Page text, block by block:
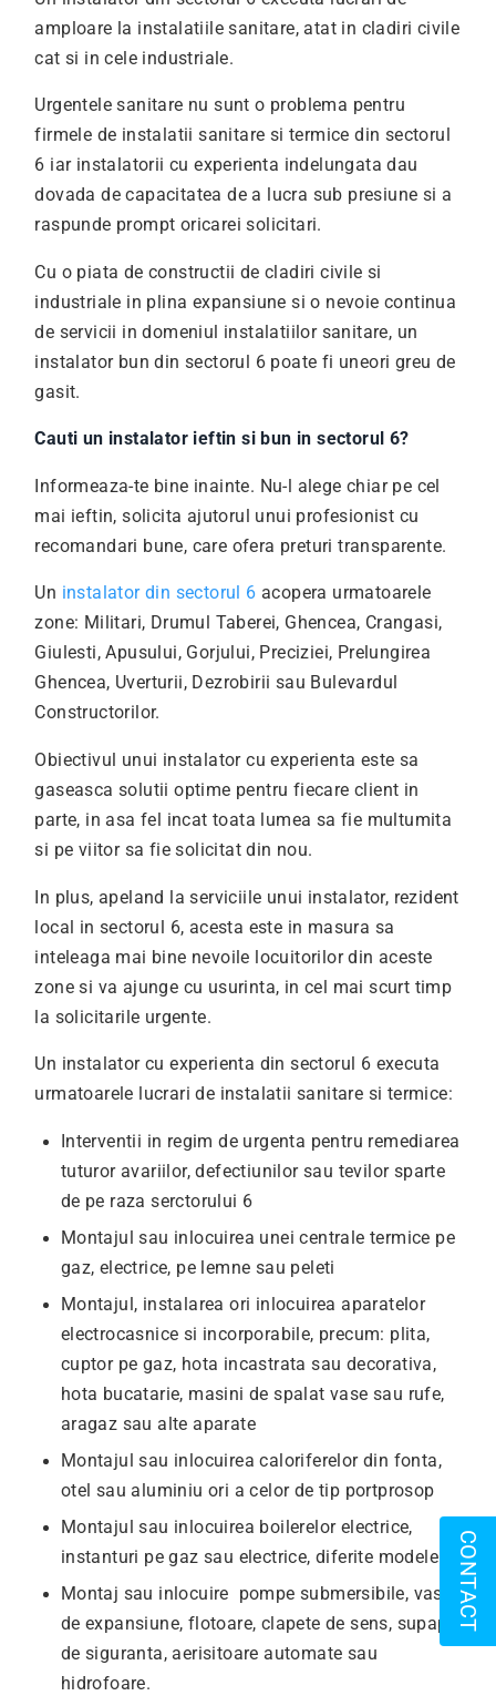
amploare la instalatiile sanitare, atat in cladiri civile
cat si in cele industriale.
Urgentele sanitare nu sunt o problema pentru
firmele de instalatii sanitare si termice din sectorul
6 iar instalatorii cu experienta indelungata dau
dovada de capacitatea de a lucra sub presiune si a
raspunde prompt oricarei solicitari.
Cu o piata de constructii de cladiri civile si
industriale in plina expansiune si o nevoie continua
de servicii in domeniul instalatiilor sanitare, un
instalator bun din sectorul 6 poate fi uneori greu de
gasit.
Cauti un instalator ieftin si bun in sectorul 6?
Informeaza-te bine inainte. Nu-l alege chiar pe cel
mai ieftin, solicita ajutorul unui profesionist cu
recomandari bune, care ofera preturi transparente.
Un instalator din sectorul 6 acopera urmatoarele
zone: Militari, Drumul Taberei, Ghencea, Crangasi,
Giulesti, Apusului, Gorjului, Preciziei, Prelungirea
Ghencea, Uverturii, Dezrobirii sau Bulevardul
Constructorilor.
Obiectivul unui instalator cu experienta este sa
gaseasca solutii optime pentru fiecare client in
parte, in asa fel incat toata lumea sa fie multumita
si pe viitor sa fie solicitat din nou.
In plus, apeland la serviciile unui instalator, rezident
local in sectorul 6, acesta este in masura sa
inteleaga mai bine nevoile locuitorilor din aceste
zone si va ajunge cu usurinta, in cel mai scurt timp
la solicitarile urgente.
Un instalator cu experienta din sectorul 6 executa
urmatoarele lucrari de instalatii sanitare si termice:
Interventii in regim de urgenta pentru remediarea
tuturor avariilor, defectiunilor sau tevilor sparte
de pe raza serctorului 6
Montajul sau inlocuirea unei centrale termice pe
gaz, electrice, pe lemne sau peleti
Montajul, instalarea ori inlocuirea aparatelor
electrocasnice si incorporabile, precum: plita,
cuptor pe gaz, hota incastrata sau decorativa,
hota bucatarie, masini de spalat vase sau rufe,
aragaz sau alte aparate
Montajul sau inlocuirea caloriferelor din fonta,
otel sau aluminiu ori a celor de tip portprosop
Montajul sau inlocuirea boilerelor electrice,
instanturi pe gaz sau electrice, diferite modele
Montaj sau inlocuire
pompe submersibile, vase
de expansiune, flotoare, clapete de sens, supape
de siguranta, aerisitoare automate sau
hidrofoare.
CONTACT